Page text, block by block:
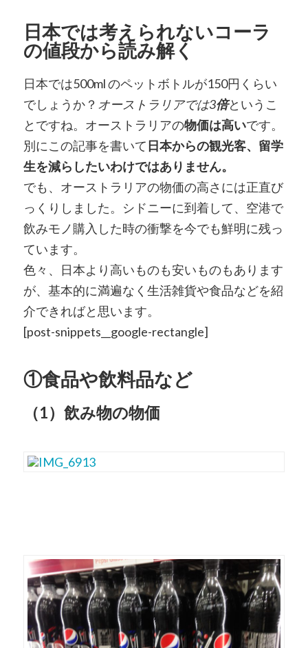
日本では考えられないコーラ
の値段から読み解く
日本では500ml のペットボトルが150円くらい
でしょうか？ オーストラリアでは3倍というこ
とですね。オーストラリアの物価は高いです。
別にこの記事を書いて 日本からの観光客、留学
生を減らしたいわけではありません。
でも、オーストラリアの物価の高さには正直び
っくりしました。シドニーに到着して、空港で
飲みモノ購入した時の衝撃を今でも鮮明に残っ
ています。
色々、日本より高いものも安いものもあります
が、基本的に満遍なく生活雑貨や食品などを紹
介できればと思います。
[post-snippets__google-rectangle]
①食品や飲料品など
（1）飲み物の物価